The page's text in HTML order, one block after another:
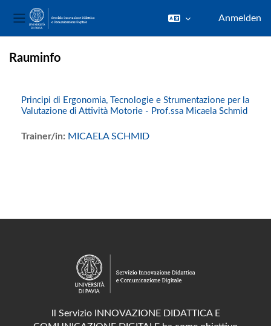
Website-Übersicht
Anmelden
Rauminfo
Principi di Ergonomia, Tecnologie e Strumentazione per la
Valutazione di Attività Motorie - Prof.ssa Micaela Schmid
Trainer/in: MICAELA SCHMID
ll Servizio INNOVAZIONE DIDATTICA E